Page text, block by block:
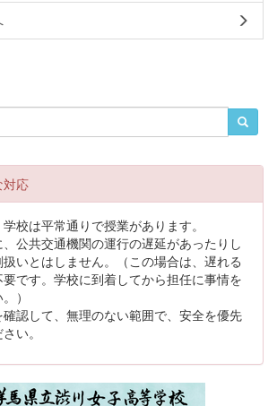
対応
は平常通りで授業があります。
公共交通機関の運行の遅延があったりし
いとはしません。（この場合は、遅れる
です。学校に到着してから担任に事情を
）
認して、無理のない範囲で、安全を優先
い。